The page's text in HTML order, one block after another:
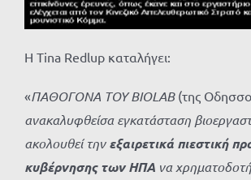
Η Tina Redlup καταλήγει:
«ΠΑΘΟΓΟΝΑ ΤΟΥ BIOLAB (της
ανακαλυφθείσα εγκατάσταση
ακολουθεί τηνεξαιρετικά πιεστική
κυβέρνησης των ΗΠΑ να